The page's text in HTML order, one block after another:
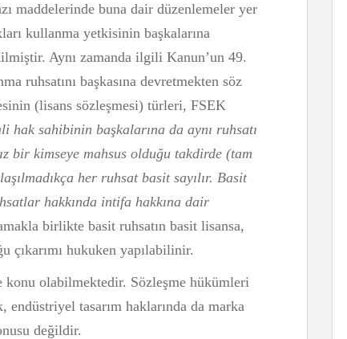
maddelerinde buna dair düzenlemeler yer
kullanma yetkisinin başkalarına
Aynı zamanda ilgili Kanun’un 49.
ruhsatını başkasına devretmekten söz
(lisans sözleşmesi) türleri, FSEK
hak sahibinin başkalarına da aynı ruhsatı
bir kimseye mahsus olduğu takdirde (tam
her ruhsat basit sayılır. Basit
hakkında intifa hakkına dair
birlikte basit ruhsatın basit lisansa,
çıkarımı hukuken yapılabilinir.
konu olabilmektedir. Sözleşme hükümleri
endüstriyel tasarım haklarında da marka
değildir.